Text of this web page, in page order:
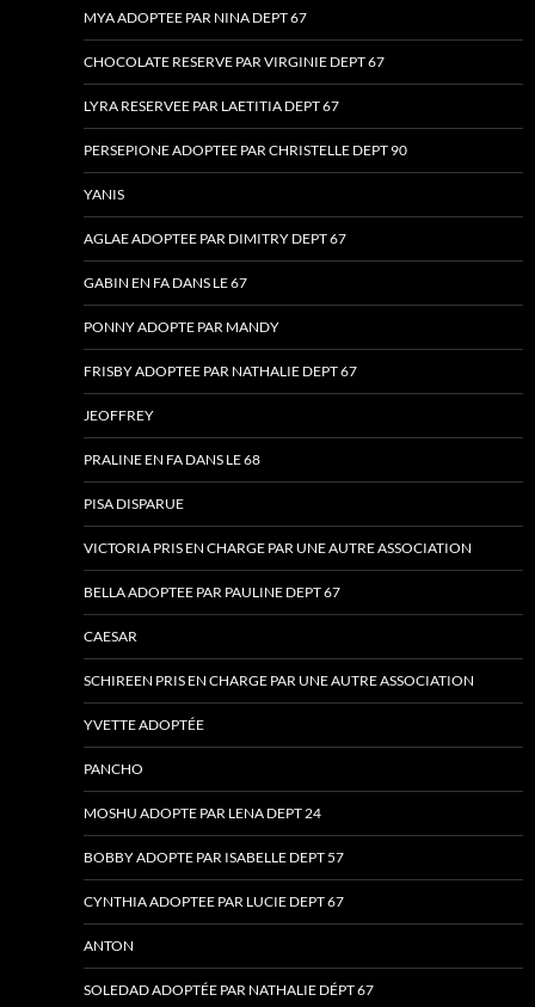
MYA ADOPTEE PAR NINA DEPT 67
CHOCOLATE RESERVE PAR VIRGINIE DEPT 67
LYRA RESERVEE PAR LAETITIA DEPT 67
PERSEPIONE ADOPTEE PAR CHRISTELLE DEPT 90
YANIS
AGLAE ADOPTEE PAR DIMITRY DEPT 67
GABIN EN FA DANS LE 67
PONNY ADOPTE PAR MANDY
FRISBY ADOPTEE PAR NATHALIE DEPT 67
JEOFFREY
PRALINE EN FA DANS LE 68
PISA DISPARUE
VICTORIA PRIS EN CHARGE PAR UNE AUTRE ASSOCIATION
BELLA ADOPTEE PAR PAULINE DEPT 67
CAESAR
SCHIREEN PRIS EN CHARGE PAR UNE AUTRE ASSOCIATION
YVETTE ADOPTÉE
PANCHO
MOSHU ADOPTE PAR LENA DEPT 24
BOBBY ADOPTE PAR ISABELLE DEPT 57
CYNTHIA ADOPTEE PAR LUCIE DEPT 67
ANTON
SOLEDAD ADOPTÉE PAR NATHALIE DÉPT 67